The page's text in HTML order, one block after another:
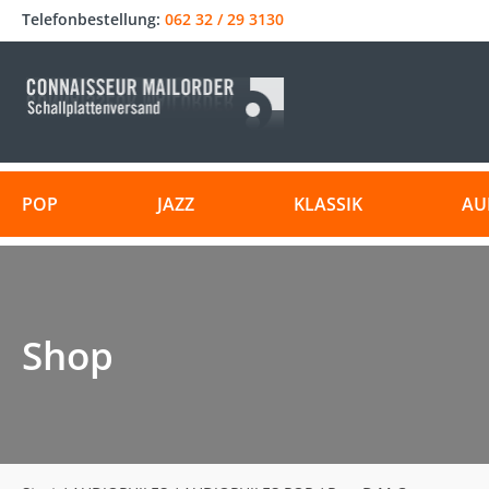
Telefonbestellung: 062 32 / 29 3130
POP JAZZ KLASSIK
Shop